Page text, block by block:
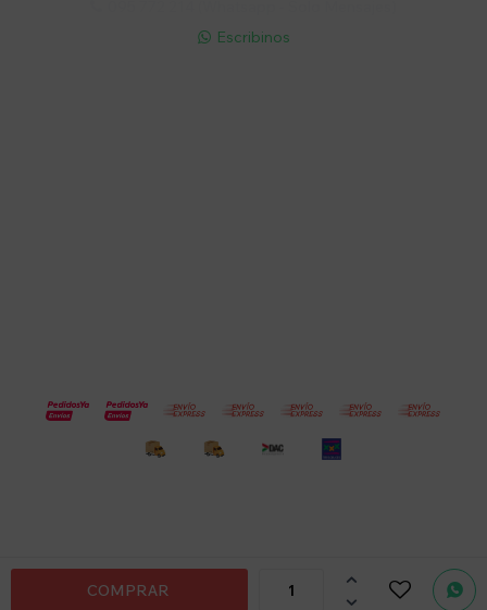
COMPRAR


consultas
no dudes
 Escribinos